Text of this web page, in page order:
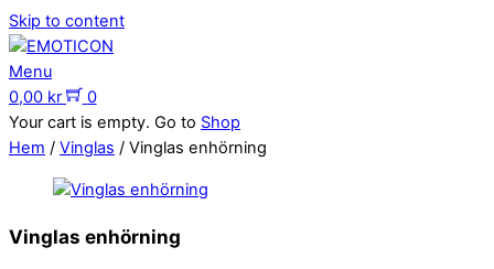
Skip to content
Menu
0,00 kr
0
Your cart is empty. Go to Shop
Hem / Vinglas / Vinglas enhörning
Vinglas enhörning